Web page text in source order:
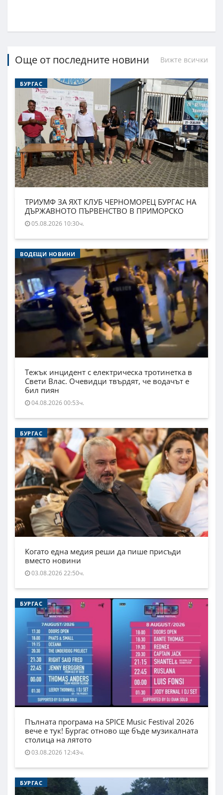
Още от последните новини Вижте всички
БУРГАС
ТРИУМФ ЗА ЯХТ КЛУБ ЧЕРНОМОРЕЦ БУРГАС НА
ДЪРЖАВНОТО ПЪРВЕНСТВО В ПРИМОРСКО
05.08.2026 10:30ч.
ВОДЕЩИ НОВИНИ
Тежък инцидент с електрическа тротинетка в
Свети Влас. Очевидци твърдят, че водачът е
бил пиян
04.08.2026 00:53ч.
БУРГАС
Когато една медия реши да пише присъди
вместо новини
03.08.2026 22:50ч.
БУРГАС
Пълната програма на SPICE Music Festival 2026
вече е тук! Бургас отново ще бъде музикалната
столица на лятото
03.08.2026 12:43ч.
БУРГАС